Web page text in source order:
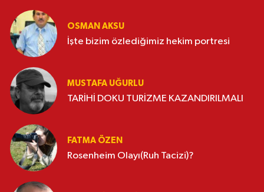
OSMAN AKSU
İşte bizim özlediğimiz hekim portresi
MUSTAFA UĞURLU
TARİHİ DOKU TURİZME KAZANDIRILMALI
FATMA ÖZEN
Rosenheim Olayı(Ruh Tacizi)?